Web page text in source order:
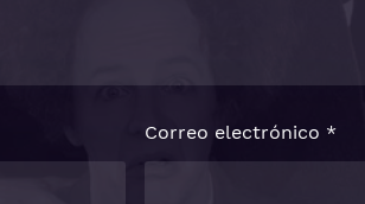
Correo electrónico *